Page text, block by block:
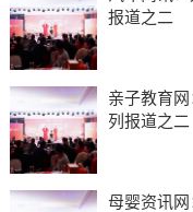
报道之二
亲子教育
列报道之二
母婴资讯